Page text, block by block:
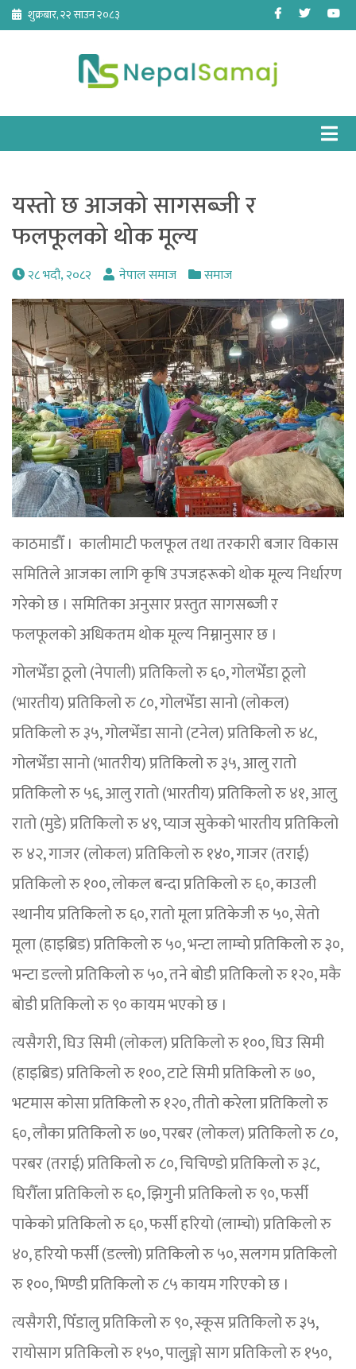
Skip
content
शुक्रबार, २२ साउन २०८३ Facebook
Twitter
यस्तो छ आजको सागसब्जी र
फलफूलको थोक मूल्य
२८ भदौ, २०८२ नेपाल समाज समाज
काठमाडौँ । कालीमाटी फलफूल तथा तरकारी बजार विकास
समितिले आजका लागि कृषि उपजहरूको थोक मूल्य निर्धारण
गरेको छ । समितिका अनुसार प्रस्तुत सागसब्जी र
फलफूलको अधिकतम थोक मूल्य निम्नानुसार छ ।
गोलभेँडा ठूलो (नेपाली) प्रतिकिलो रु ६०, गोलभेँडा ठूलो
(भारतीय) प्रतिकिलो रु ८०, गोलभेँडा सानो (लोकल)
प्रतिकिलो रु ३५, गोलभेँडा सानो (टनेल) प्रतिकिलो रु ४८,
गोलभेँडा सानो (भातरीय) प्रतिकिलो रु ३५, आलु रातो
प्रतिकिलो रु ५६, आलु रातो (भारतीय) प्रतिकिलो रु ४१, आलु
रातो (मुडे) प्रतिकिलो रु ४९, प्याज सुकेको भारतीय प्रतिकिलो
रु ४२, गाजर (लोकल) प्रतिकिलो रु १४०, गाजर (तराई)
प्रतिकिलो रु १००, लोकल बन्दा प्रतिकिलो रु ६०, काउली
स्थानीय प्रतिकिलो रु ६०, रातो मूला प्रतिकेजी रु ५०, सेतो
मूला (हाइब्रिड) प्रतिकिलो रु ५०, भन्टा लाम्चो प्रतिकिलो रु ३०,
भन्टा डल्लो प्रतिकिलो रु ५०, तने बोडी प्रतिकिलो रु १२०, मकै
बोडी प्रतिकिलो रु ९० कायम भएको छ ।
त्यसैगरी, घिउ सिमी (लोकल) प्रतिकिलो रु १००, घिउ सिमी
(हाइब्रिड) प्रतिकिलो रु १००, टाटे सिमी प्रतिकिलो रु ७०,
भटमास कोसा प्रतिकिलो रु १२०, तीतो करेला प्रतिकिलो रु
६०, लौका प्रतिकिलो रु ७०, परबर (लोकल) प्रतिकिलो रु ८०,
परबर (तराई) प्रतिकिलो रु ८०, चिचिण्डो प्रतिकिलो रु ३८,
घिरौँला प्रतिकिलो रु ६०, झिगुनी प्रतिकिलो रु ९०, फर्सी
पाकेको प्रतिकिलो रु ६०, फर्सी हरियो (लाम्चो) प्रतिकिलो रु
४०, हरियो फर्सी (डल्लो) प्रतिकिलो रु ५०, सलगम प्रतिकिलो
रु १००, भिण्डी प्रतिकिलो रु ८५ कायम गरिएको छ ।
त्यसैगरी, पिँडालु प्रतिकिलो रु ९०, स्कूस प्रतिकिलो रु ३५,
रायोसाग प्रतिकिलो रु १५०, पालुङ्गो साग प्रतिकिलो रु १५०,